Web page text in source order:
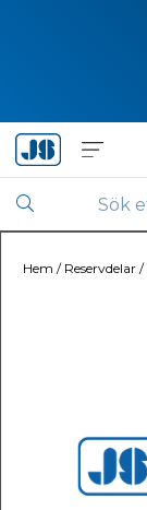
Hem / Reservdelar /